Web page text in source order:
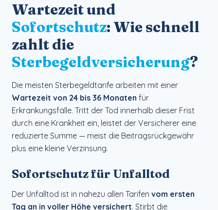
Wartezeit und
Sofortschutz: Wie schnell
zahlt die
Sterbegeldversicherung?
Die meisten Sterbegeldtarife arbeiten mit einer
Wartezeit von 24 bis 36 Monaten für
Erkrankungsfälle. Tritt der Tod innerhalb dieser Frist
durch eine Krankheit ein, leistet der Versicherer eine
reduzierte Summe — meist die Beitragsrückgewähr
plus eine kleine Verzinsung.
Sofortschutz für Unfalltod
Der Unfalltod ist in nahezu allen Tarifen vom ersten
Tag an in voller Höhe versichert. Stirbt die